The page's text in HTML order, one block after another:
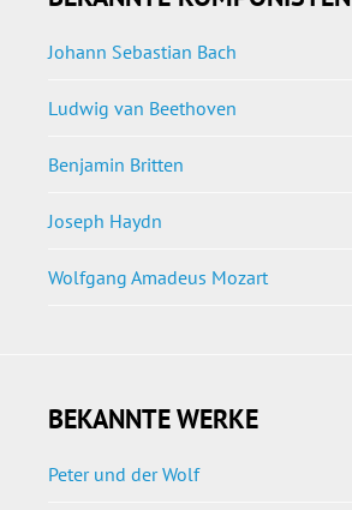
Johann Sebastian Bach
Ludwig van Beethoven
Benjamin Britten
Joseph Haydn
Wolfgang Amadeus Mozart
BEKANNTE WERKE
Peter und der Wolf